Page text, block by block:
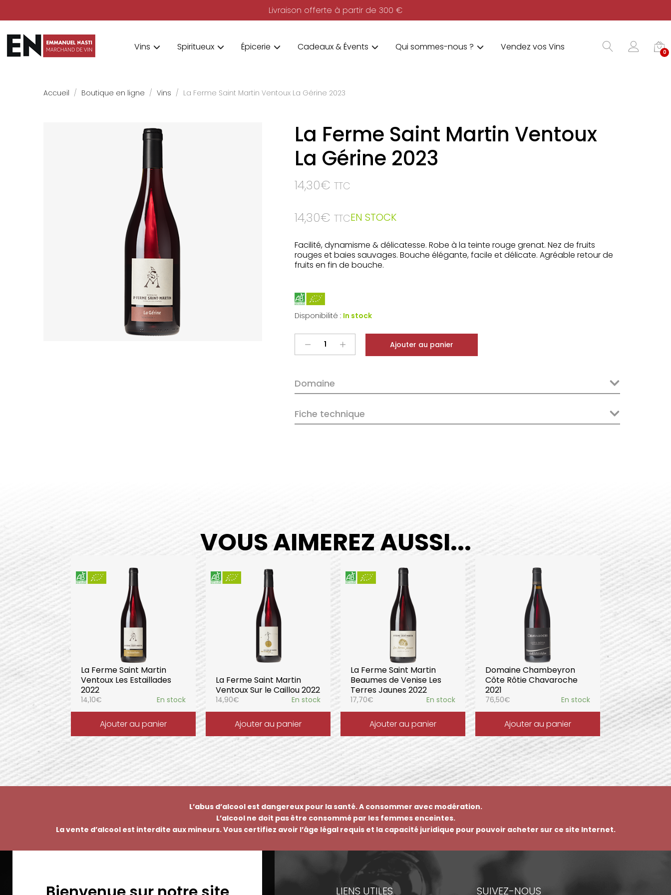
Livraison offerte à partir de 300 €
Vins Spiritueux Épicerie Cadeaux & Évents Qui sommes-nous ? Vendez vos Vins 0
Accueil Boutique en ligne Vins La Ferme Saint Martin Ventoux La Gérine 2023
La Ferme Saint Martin Ventoux
La Gérine 2023
14,30€ TTC
14,30€ TTCEN STOCK
Facilité, dynamisme & délicatesse. Robe à la teinte rouge grenat. Nez de fruits
rouges et baies sauvages. Bouche élégante, facile et délicate. Agréable retour de
fruits en fin de bouche.
Disponibilité : In stock
Ventoux
La
2023
Ajouter au panier
Domaine
Fiche technique
VOUS AIMEREZ AUSSI...
La Ferme Saint Martin
Ventoux Les Estaillades
2022
14,10€ En stock
Ajouter au panier
La Ferme Saint Martin
Ventoux Sur le Caillou 2022
14,90€ En stock
Ajouter au panier
La Ferme Saint Martin
Beaumes de Venise Les
Terres Jaunes 2022
17,70€ En stock
Ajouter au panier
Domaine Chambeyron
Côte Rôtie Chavaroche
2021
76,50€ En stock
Ajouter au panier
L’abus d’alcool est dangereux pour la santé. A consommer avec modération.
L’alcool ne doit pas être consommé par les femmes enceintes.
La vente d’alcool est interdite aux mineurs. Vous certifiez avoir l’âge légal requis et la capacité juridique pour pouvoir acheter sur ce site Internet.
EMMANUEL NASTI PAIEMENTS LIENS UTILES SUIVEZ-NOUS